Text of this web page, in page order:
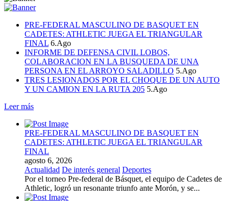
PRE-FEDERAL MASCULINO DE BASQUET EN
CADETES: ATHLETIC JUEGA EL TRIANGULAR
FINAL 6.Ago
INFORME DE DEFENSA CIVIL LOBOS,
COLABORACION EN LA BUSQUEDA DE UNA
PERSONA EN EL ARROYO SALADILLO 5.Ago
TRES LESIONADOS POR EL CHOQUE DE UN AUTO
Y UN CAMION EN LA RUTA 205 5.Ago
Leer más
PRE-FEDERAL MASCULINO DE BASQUET EN
CADETES: ATHLETIC JUEGA EL TRIANGULAR
FINAL
agosto 6, 2026
Actualidad De interés general Deportes
Por el torneo Pre-federal de Básquet, el equipo de Cadetes de
Athletic, logró un resonante triunfo ante Morón, y se...